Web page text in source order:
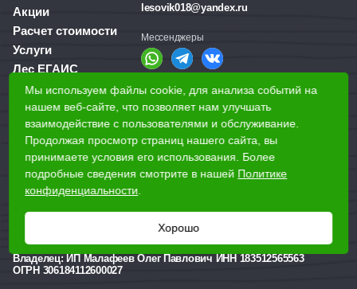
Акции
Расчет стоимости
Услуги
Лес ЕГАИС
О компании
Доставка и оплата
Для бизнеса
Наши магазины
Ижевск, Воткинское шоссе, 340
lesovik018@yandex.ru
Мессенджеры
Справочная служба
+7 (3412) 77-60-50
Реквизиты
Владелец: ИП Малафеев Олег Павлович ИНН 183512565563
ОГРН 306184112600027
Мы используем файлы cookie, для анализа событий на
нашем веб-сайте, что позволяет нам улучшать
взаимодействие с пользователями и обслуживание.
Продолжая просмотр страниц нашего сайта, вы
принимаете условия его использования. Более
подробные сведения смотрите в нашей Политике
конфиденциальности
Хорошо